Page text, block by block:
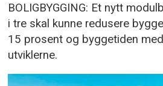
BOLIGBYGGING: Et nytt
i tre skal kunne redusere
15 prosent og byggetiden
utviklerne.